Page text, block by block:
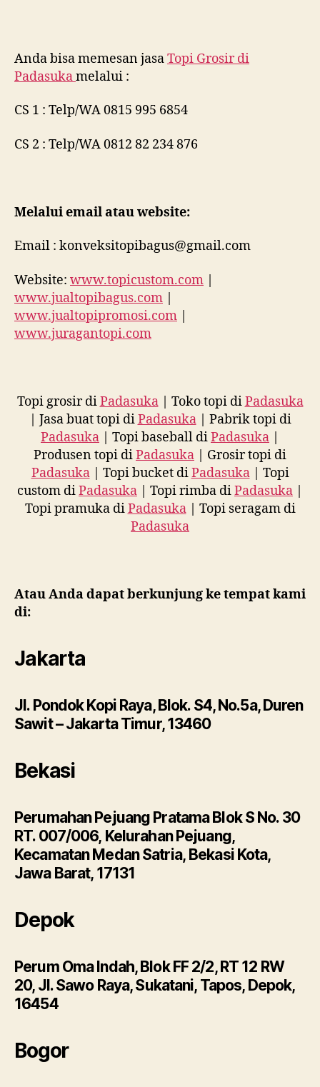
Anda bisa memesan jasaTopi Grosir di
Padasukamelalui :
CS 1 : Telp/WA 0815 995 6854
CS 2 : Telp/WA 0812 82 234 876
Melalui email atau website:
Email : konveksitopibagus@gmail.com
Website: www.topicustom.com |
www.jualtopibagus.com |
www.jualtopipromosi.com |
www.juragantopi.com
Topi grosir diPadasuka| Toko topi diPadasuka
| Jasa buat topi diPadasuka| Pabrik topi di
Padasuka | Topi baseball diPadasuka |
Produsen topi diPadasuka | Grosir topi di
Padasuka| Topi bucket diPadasuka| Topi
custom diPadasuka | Topi rimba diPadasuka |
Topi pramuka diPadasuka| Topi seragam di
Padasuka
Atau Anda dapat berkunjung ke tempat kami
di:
Jakarta
Jl. Pondok Kopi Raya, Blok. S4, No.5a, Duren
Sawit – Jakarta Timur, 13460
Bekasi
Perumahan Pejuang Pratama Blok S No. 30
RT. 007/006, Kelurahan Pejuang,
Kecamatan Medan Satria, Bekasi Kota,
Jawa Barat, 17131
Depok
Perum Oma Indah, Blok FF 2/2, RT 12 RW
20, Jl. Sawo Raya, Sukatani, Tapos, Depok,
16454
Bogor